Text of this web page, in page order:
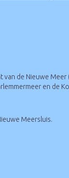
de Nieuwe Meer
en de
Meersluis.